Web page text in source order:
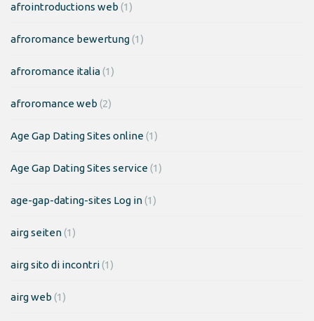
afrointroductions web (1)
afroromance bewertung(1)
afroromance italia(1)
afroromance web (2)
Age Gap Dating Sites online(1)
Age Gap Dating Sites service(1)
age-gap-dating-sites Log in(1)
airg seiten(1)
airg sito di incontri(1)
airg web (1)